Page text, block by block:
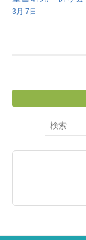
navigation
3月 7日
検
索: